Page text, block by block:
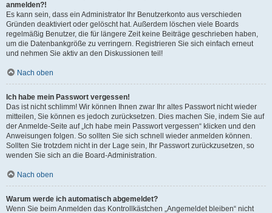
anmelden?!
Es kann sein, dass ein Administrator Ihr Benutzerkonto aus verschieden
Gründen deaktiviert oder gelöscht hat. Außerdem löschen viele Boards
regelmäßig Benutzer, die für längere Zeit keine Beiträge geschrieben haben,
um die Datenbankgröße zu verringern. Registrieren Sie sich einfach erneut
und nehmen Sie aktiv an den Diskussionen teil!
Nach oben
Ich habe mein Passwort vergessen!
Das ist nicht schlimm! Wir können Ihnen zwar Ihr altes Passwort nicht wieder
mitteilen, Sie können es jedoch zurücksetzen. Dies machen Sie, indem Sie auf
der Anmelde-Seite auf „Ich habe mein Passwort vergessen“ klicken und den
Anweisungen folgen. So sollten Sie sich schnell wieder anmelden können.
Sollten Sie trotzdem nicht in der Lage sein, Ihr Passwort zurückzusetzen, so
wenden Sie sich an die Board-Administration.
Nach oben
Warum werde ich automatisch abgemeldet?
Wenn Sie beim Anmelden das Kontrollkästchen „Angemeldet bleiben“ nicht